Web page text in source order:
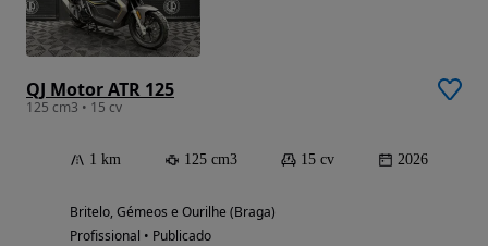
QJ Motor ATR 125
125 cm3 • 15 cv
1 km 125 cm3 15 cv 2026
Britelo, Gémeos e Ourilhe (Braga)
Profissional • Publicado